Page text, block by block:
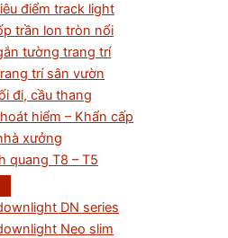
điểm track light
trần lon tròn nổi
tường trang trí
trí sân vườn
đi, cầu thang
hiểm – Khẩn cấp
xưởng
quang T8 – T5
DN series
Neo slim